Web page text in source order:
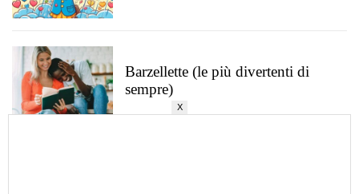
Barzellette (le più divertenti di
sempre)
X